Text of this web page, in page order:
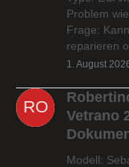
Problem
Frage:
reparieren
1. August
Vetrano
Modell: